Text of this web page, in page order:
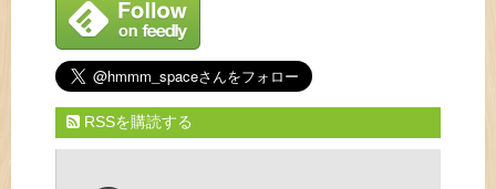
RSSを購読する